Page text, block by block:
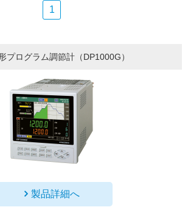
1
プログラム調節計（DP1000G）
製品詳細へ